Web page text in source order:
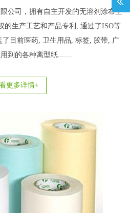
司，拥有自主开发的无溶剂涂布生
的生产工艺和产品专利, 通过了ISO等
目前医药, 卫生用品, 标签, 胶带, 广
到的各种离型纸.......
更多详情+